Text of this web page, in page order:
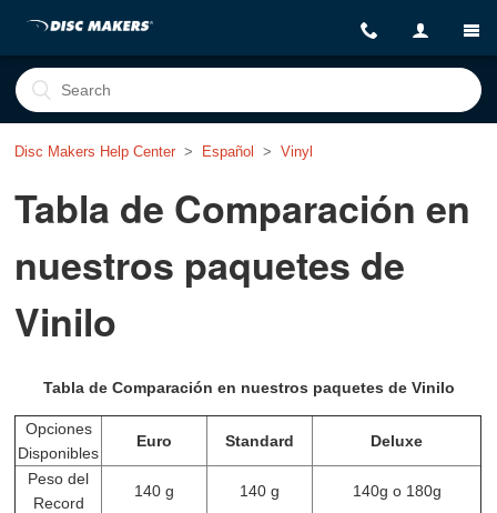
Disc Makers Help Center Español Vinyl
Tabla de Comparación en
nuestros paquetes de
Vinilo
Tabla de Comparación en nuestros paquetes de Vinilo
Opciones
Disponibles
Euro Standard Deluxe
Peso del
Record
140 g 140 g 140g o 180g